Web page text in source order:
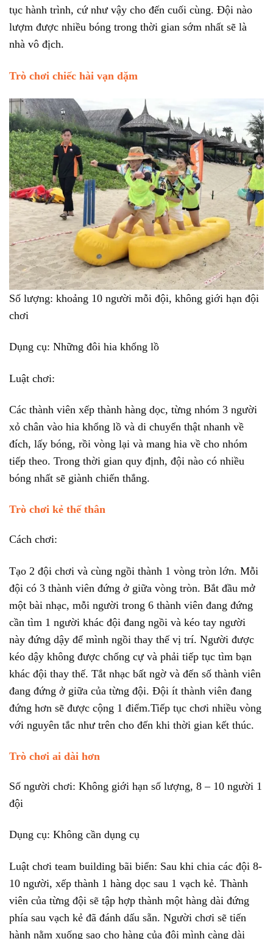
tục hành trình, cứ như vậy cho đến cuối cùng. Đội nào
lượm được nhiều bóng trong thời gian sớm nhất sẽ là
nhà vô địch.
Trò chơi chiếc hài vạn dặm
Số lượng: khoảng 10 người mỗi đội, không giới hạn đội
chơi
Dụng cụ: Những đôi hia khổng lồ
Luật chơi:
Các thành viên xếp thành hàng dọc, từng nhóm 3 người
xỏ chân vào hia khổng lồ và di chuyển thật nhanh về
đích, lấy bóng, rồi vòng lại và mang hia về cho nhóm
tiếp theo. Trong thời gian quy định, đội nào có nhiều
bóng nhất sẽ giành chiến thắng.
Trò chơi kẻ thế thân
Cách chơi:
Tạo 2 đội chơi và cùng ngồi thành 1 vòng tròn lớn. Mỗi
đội có 3 thành viên đứng ở giữa vòng tròn. Bắt đầu mở
một bài nhạc, mỗi người trong 6 thành viên đang đứng
cần tìm 1 người khác đội đang ngồi và kéo tay người
này đứng dậy để mình ngồi thay thế vị trí. Người được
kéo dậy không được chống cự và phải tiếp tục tìm bạn
khác đội thay thế. Tắt nhạc bất ngờ và đến số thành viên
đang đứng ở giữa của từng đội. Đội ít thành viên đang
đứng hơn sẽ được cộng 1 điểm.Tiếp tục chơi nhiều vòng
với nguyên tắc như trên cho đến khi thời gian kết thúc.
Trò chơi ai dài hơn
Số người chơi: Không giới hạn số lượng, 8 – 10 người 1
đội
Dụng cụ: Không cần dụng cụ
Luật chơi team building bãi biển: Sau khi chia các đội 8-
10 người, xếp thành 1 hàng dọc sau 1 vạch kẻ. Thành
viên của từng đội sẽ tập hợp thành một hàng dài đứng
phía sau vạch kẻ đã đánh dấu sẵn. Người chơi sẽ tiến
hành nằm xuống sao cho hàng của đội mình càng dài